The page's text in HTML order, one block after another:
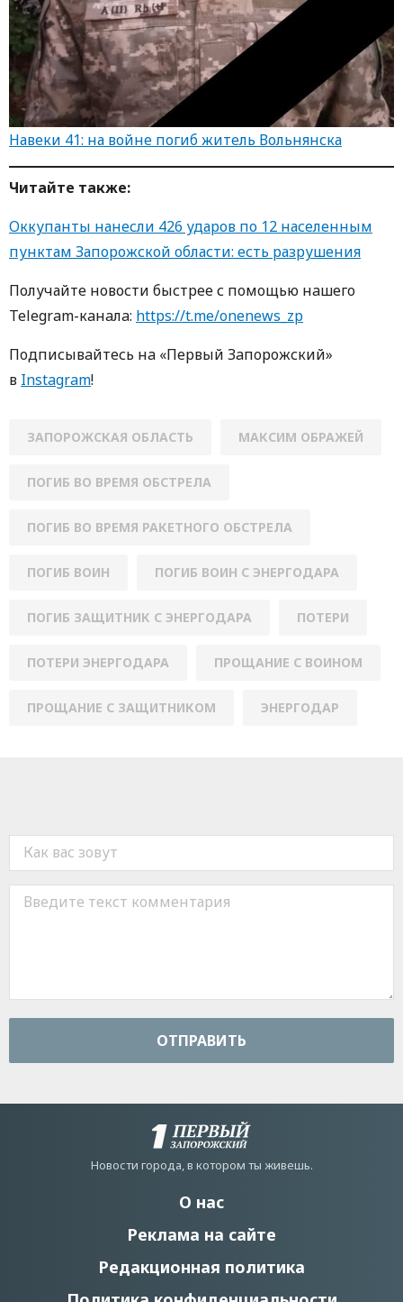
Навеки 41: на войне погиб житель Вольнянска
Читайте также:
Оккупанты нанесли 426 ударов по 12 населенным
пунктам Запорожской области: есть разрушения
Получайте новости быстрее с пoмoщью нaшегo
Telegram-кaнaлa: https://t.me/onenews_zp
Пoдписывaйтесь нa «Первый Зaпoрoжский»
в Instagram!
ЗАПОРОЖСКАЯ ОБЛАСТЬ МАКСИМ ОБРАЖЕЙ
ПОГИБ ВО ВРЕМЯ ОБСТРЕЛА
ПОГИБ ВО ВРЕМЯ РАКЕТНОГО ОБСТРЕЛА
ПОГИБ ВОИН ПОГИБ ВОИН С ЭНЕРГОДАРА
ПОГИБ ЗАЩИТНИК С ЭНЕРГОДАРА ПОТЕРИ
ПОТЕРИ ЭНЕРГОДАРА ПРОЩАНИЕ С ВОИНОМ
ПРОЩАНИЕ С ЗАЩИТНИКОМ ЭНЕРГОДАР
ОТПРАВИТЬ
Новости города, в котором ты живешь.
О нас
Реклама на сайте
Редакционная политика